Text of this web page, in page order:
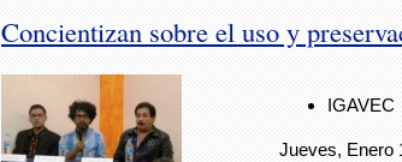
Concientizan sobre el uso y
IGAVEC
Jueves, Enero